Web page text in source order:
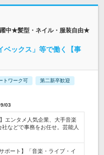
中★髪型・ネイル・服装自由★
ベックス」等で働く【事
トワーク可 第二新卒歓迎
03
エンタメ人気企業、大手音楽
などで事務をお任せ。芸能人
ポート】「音楽・ライブ・イ